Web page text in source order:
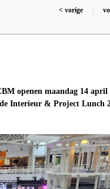
< vorige
openen maandag 14 april
Interieur & Project Lunch